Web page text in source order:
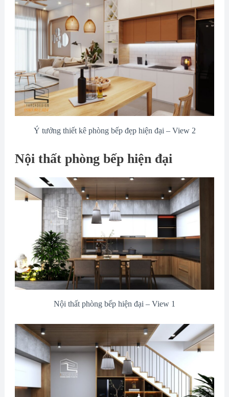
Ý tưởng thiết kê phòng bếp đẹp hiện đại – View 2
Nội thất phòng bếp hiện đại
Nội thất phòng bếp hiện đại – View 1